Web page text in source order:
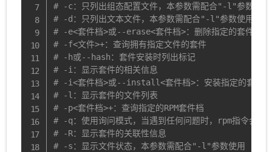
# -c：只列出组态配置文件，本参数需配合"-l"参数使用
# -d：只列出文本文件，本参数需配合"-l"参数使用
# -e<套件档>或--erase<套件档>：删除指定的套件
# -f<文件>+：查询拥有指定文件的套件
# -h或--hash：套件安装时列出标记
# -i：显示套件的相关信息
# -i<套件档>或--install<套件档>：安装指定的套件档
# -l：显示套件的文件列表
# -p<套件档>+：查询指定的RPM套件档
# -q：使用询问模式，当遇到任何问题时，rpm指令会先
# -R：显示套件的关联性信息
# -s：显示文件状态，本参数需配合"-l"参数使用